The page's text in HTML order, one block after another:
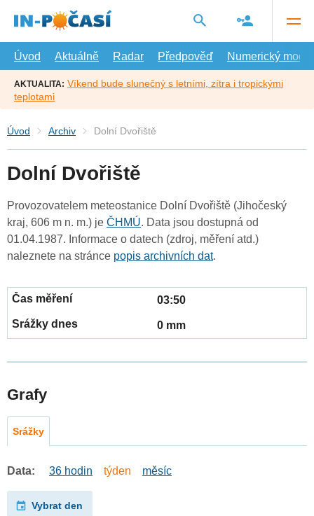
hlavní
Úvod
Aktuálně Radar Předpověď Numerický model
AKTUALITA: Víkend bude slunečný s letními, zítra i tropickými
teplotami
Úvod Archiv Dolní Dvořiště
Dolní Dvořiště
Provozovatelem meteostanice Dolní Dvořiště (Jihočeský
kraj, 606 m n. m.) je ČHMÚ. Data jsou dostupná od
01.04.1987. Informace o datech (zdroj, měření atd.)
naleznete na stránce popis archivních dat.
03:50
0 mm
Grafy
Srážky
Data: 36 hodin týden měsíc
Vybrat den